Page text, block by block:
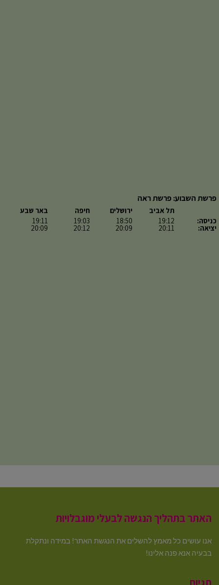
פרשת השבוע: פרשת ראה
כניסה:
יציאה:
תל אביב
19:12
20:11
ירושלים
18:50
20:09
חיפה
19:03
20:12
באר שבע
19:11
20:09
האתר בתהליך הנגשה לבעלי מוגבלויות
אנו עושים כל מאמץ להשלים את הנגשת האתר! במידה ונתקלת
בבעיה אנא פנה אלינו!